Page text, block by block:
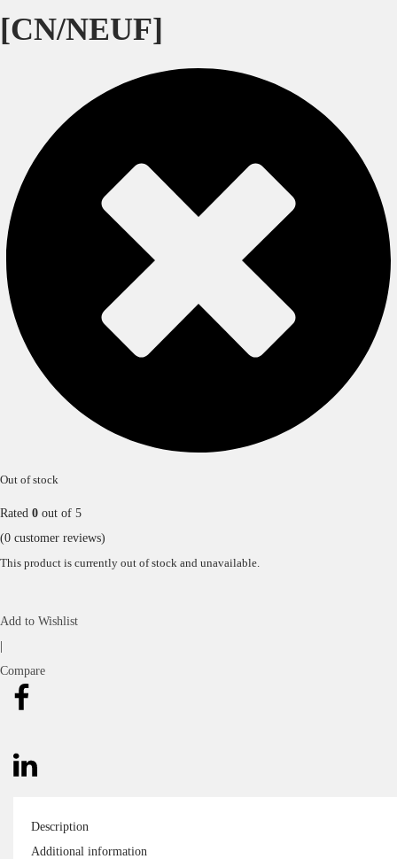
[CN/NEUF]
Out of stock
Rated 0 out of 5
(0 customer reviews)
This product is currently out of stock and unavailable.
Add to Wishlist
Compare
Description
Additional information